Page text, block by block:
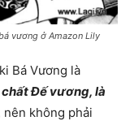
vương ở Amazon Lily
Bá Vương là
Đế vương, là
nên không phải